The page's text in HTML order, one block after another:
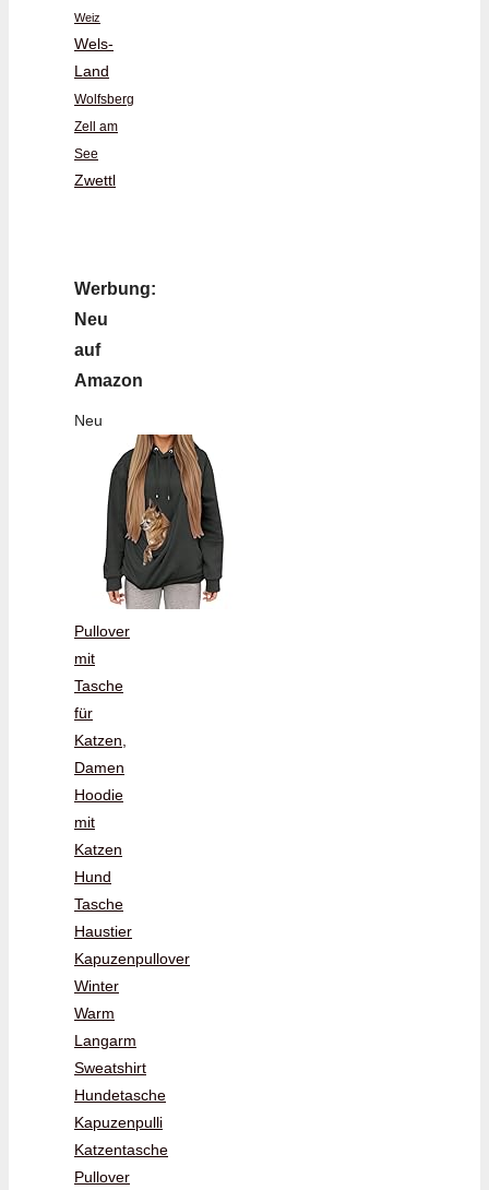
Weiz
Wels-
Land
Wolfsberg
Zell am
See
Zwettl
Werbung:
Neu
auf
Amazon
Neu
Pullover
mit
Tasche
für
Katzen,
Damen
Hoodie
mit
Katzen
Hund
Tasche
Haustier
Kapuzenpullover
Winter
Warm
Langarm
Sweatshirt
Hundetasche
Kapuzenpulli
Katzentasche
Pullover